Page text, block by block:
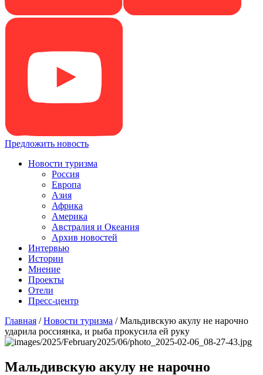
Предложить новость
Новости туризма
Россия
Европа
Азия
Африка
Америка
Австралия и Океания
Архив новостей
Интервью
Истории
Мнение
Проекты
Отели
Пресс-центр
Главная /Новости туризма /Мальдивскую акулу не нарочно
ударила россиянка, и рыба прокусила ей руку
Мальдивскую акулу не нарочно